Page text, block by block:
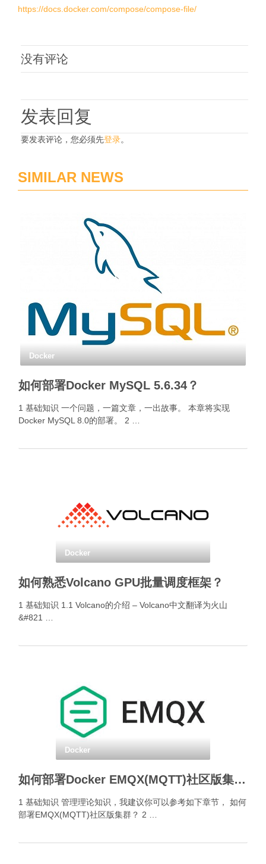
https://docs.docker.com/compose/compose-file/
没有评论
发表回复
要发表评论，您必须先登录。
SIMILAR NEWS
Docker
如何部署Docker MySQL 5.6.34？
1 基础知识 一个问题，一篇文章，一出故事。 本章将实现
Docker MySQL 8.0的部署。 2 …
Docker
如何熟悉Volcano GPU批量调度框架？
1 基础知识 1.1 Volcano的介绍 – Volcano中文翻译为火山
&#821 …
Docker
如何部署Docker EMQX(MQTT)社区版集群？
1 基础知识 管理理论知识，我建议你可以参考如下章节， 如何
部署EMQX(MQTT)社区版集群？ 2 …